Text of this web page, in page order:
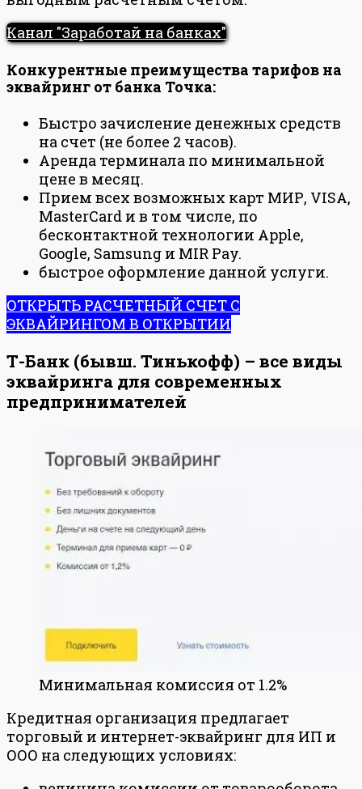
Канал "Заработай на банках"
Конкурентные преимущества тарифов на
эквайринг от банка Точка:
Быстро зачисление денежных средств
на счет (не более 2 часов).
Аренда терминала по минимальной
цене в месяц.
Прием всех возможных карт МИР, VISA,
MasterCard и в том числе, по
бесконтактной технологии Apple,
Google, Samsung и MIR Pay.
быстрое оформление данной услуги.
ОТКРЫТЬ РАСЧЕТНЫЙ СЧЕТ С
ЭКВАЙРИНГОМ В ОТКРЫТИИ
Т-Банк (бывш. Тинькофф) – все виды
эквайринга для современных
предпринимателей
Минимальная комиссия от 1.2%
Кредитная организация предлагает
торговый и интернет-эквайринг для ИП и
ООО на следующих условиях: